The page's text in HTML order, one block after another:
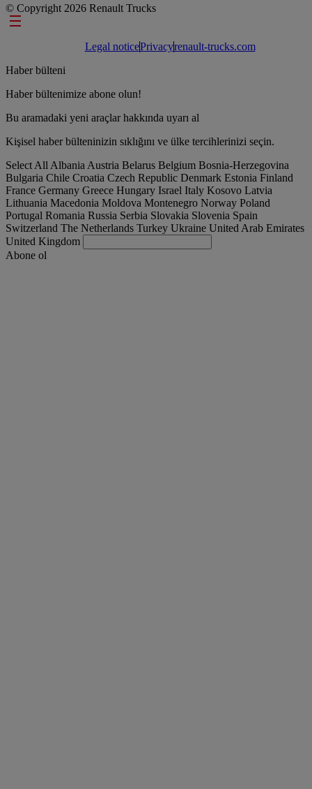
© Copyright 2026 Renault Trucks
Footer links
Legal noticePrivacyrenault-trucks.com
Haber bülteni
Haber bültenimize abone olun!
Bu aramadaki yeni araçlar hakkında uyarı al
Kişisel haber bülteninizin sıklığını ve ülke tercihlerinizi seçin.
Select All Albania Austria Belarus Belgium Bosnia-Herzegovina
Bulgaria Chile Croatia Czech Republic Denmark Estonia Finland
France Germany Greece Hungary Israel Italy Kosovo Latvia
Lithuania Macedonia Moldova Montenegro Norway Poland
Portugal Romania Russia Serbia Slovakia Slovenia Spain
Switzerland The Netherlands Turkey Ukraine United Arab Emirates
United Kingdom
Abone ol